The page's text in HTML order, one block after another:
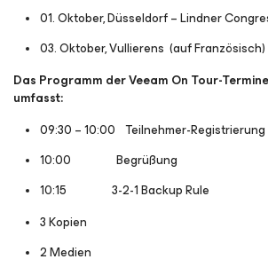
01. Oktober, Düsseldorf – Lindner
03. Oktober, Vullierens (auf
Das Programm der Veeam On Tour-
umfasst:
09:30 – 10:00 Teilnehmer-Registrierung
10:00 Begrüßung
10:15 3-2-1 Backup Rule
3 Kopien
2 Medien